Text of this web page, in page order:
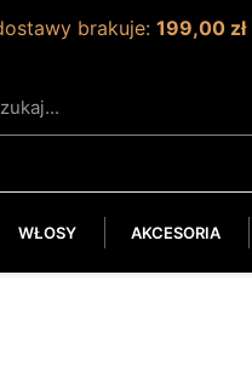
brakuje: 199,00 zł
WŁOSY AKCESORIA